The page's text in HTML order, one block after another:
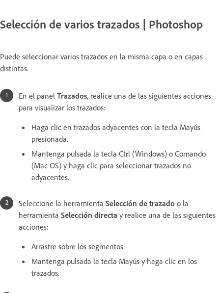
Selección de varios trazados | Photoshop
Puede seleccionar varios trazados en la misma capa o en capas
distintas.
En el panel Trazados, realice una de las siguientes acciones
para visualizar los trazados:
Haga clic en trazados adyacentes con la tecla Mayús
presionada.
Mantenga pulsada la tecla Ctrl (Windows) o Comando
(Mac OS) y haga clic para seleccionar trazados no
adyacentes.
Seleccione la herramienta Selección de trazado o la
herramienta Selección directa y realice una de las siguientes
acciones:
Arrastre sobre los segmentos.
Mantenga pulsada la tecla Mayús y haga clic en los
trazados.